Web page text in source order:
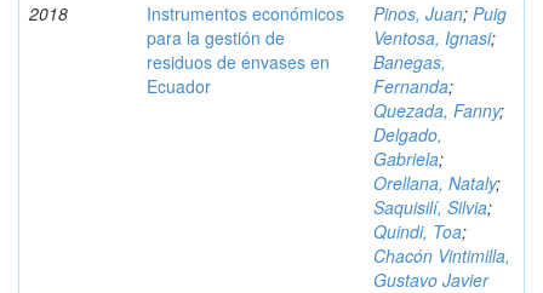
2018
Instrumentos económicos
para la gestión de
residuos de envases en
Ecuador
Pinos, Juan; Puig
Ventosa, Ignasi;
Banegas,
Fernanda;
Quezada, Fanny;
Delgado,
Gabriela;
Orellana, Nataly;
Saquisilí, Silvia;
Quindi, Toa;
Chacón Vintimilla,
Gustavo Javier